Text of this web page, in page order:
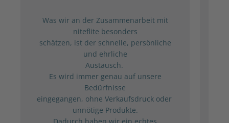
Was wir an der Zusammenarbeit mit
niteflite besonders
schätzen, ist der schnelle, persönliche
und ehrliche
Austausch.
Es wird immer genau auf unsere
Bedürfnisse
eingegangen, ohne Verkaufsdruck oder
unnötige Produkte.